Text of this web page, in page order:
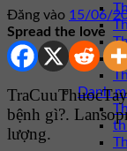
Danh
Đăng vào 15/06/
Spread the love
bệnh gì?.
lượng.